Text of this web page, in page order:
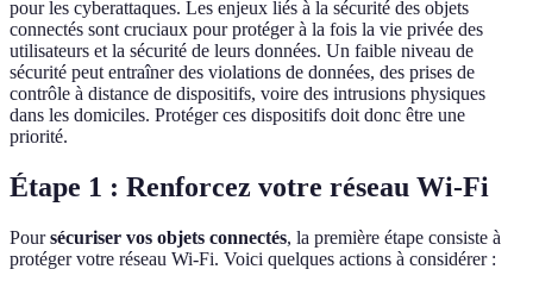
pour les cyberattaques. Les enjeux liés à la sécurité des objets
connectés sont cruciaux pour protéger à la fois la vie privée des
utilisateurs et la sécurité de leurs données. Un faible niveau de
sécurité peut entraîner des violations de données, des prises de
contrôle à distance de dispositifs, voire des intrusions physiques
dans les domiciles. Protéger ces dispositifs doit donc être une
priorité.
Étape 1 : Renforcez votre réseau Wi-Fi
Poursécuriser vos objets connectés, la première étape consiste à
protéger votre réseau Wi-Fi. Voici quelques actions à considérer :